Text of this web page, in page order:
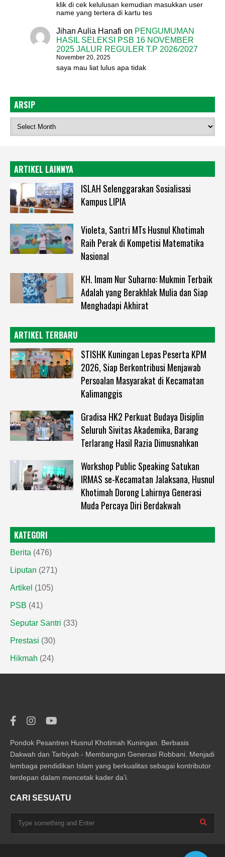
klik di cek kelulusan kemudian masukkan user
name yang tertera di kartu tes
Jihan Aulia Hanafi on PENGUMUMAN
HASIL SELEKSI PSB 16 NOVEMBER
2025 JALUR REGULER T.P 2026/2027
November 20, 2025
saya mau liat lulus apa tidak
ARSIP
ARTIKEL LAINNYA
ISLAH Selenggarakan Sosialisasi
Kampus LIPIA
Violeta, Santri MTs Husnul Khotimah
Raih Perak di Kompetisi Matematika
Nasional
KH. Imam Nur Suharno: Mukmin Terbaik
Adalah yang Berakhlak Mulia dan Siap
Menghadapi Akhirat
ARTIKEL TERBARU
STISHK Kuningan Lepas Peserta KPM
2026, Siap Berkontribusi Menjawab
Persoalan Masyarakat di Kecamatan
Kalimanggis
Gradisa HK2 Perkuat Budaya Disiplin
Seluruh Sivitas Akademika, Barang
Terlarang Hasil Razia Dimusnahkan
Workshop Public Speaking Satukan
IRMAS se-Kecamatan Jalaksana, Husnul
Khotimah Dorong Lahirnya Generasi
Muda Percaya Diri Berdakwah
KATEGORI
Berita (476)
Liputan (271)
Artikel (105)
PSB (41)
Seputar Santri (33)
Prestasi (30)
Hikmah (24)
Pondok Pesantren Husnul Khotimah Kuningan. Berbasis
Dakwah dan Tarbiyah - Membangun Generasi Robbani. Menjadi
lembaga pendidikan Islam yang berkualitas sebagai kontributor
terdepan dalam mencetak kader da’i.
CARI SESUATU